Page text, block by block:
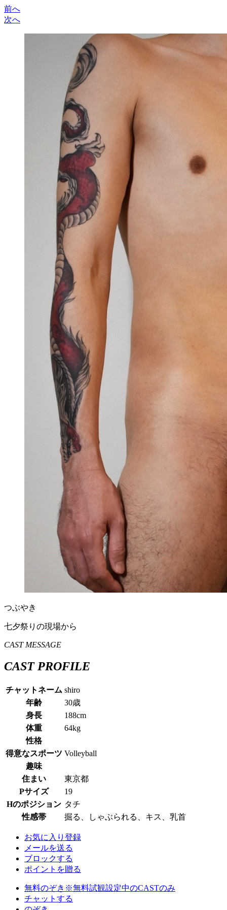
前へ
次へ
つぶやき
七夕祭りの現場から
CAST MESSAGE
CAST PROFILE
チャットネーム shiro
年齢
30歳
身長
188cm
体重
64kg
性格
得意なスポーツ Volleyball
趣味
住まい
東京都
Pサイズ
19
Hのポジション タチ
性感帯
掘る、しゃぶられる、キス、乳首
お気に入り登録
メールを送る
ブロックする
ポイントを贈る
無料のぞき ※無料試観設定中のCASTのみ
チャットする